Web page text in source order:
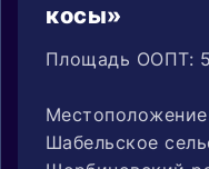
косы»
Площадь ООПТ:
Шабельское